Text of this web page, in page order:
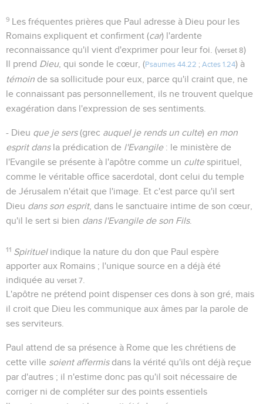
9 Les fréquentes prières que Paul adresse à Dieu pour les
Romains expliquent et confirment (car) l'ardente
reconnaissance qu'il vient d'exprimer pour leur foi. (verset 8)
Il prend Dieu, qui sonde le cœur, (Psaumes 44.22 ; Actes 1.24) à
témoin de sa sollicitude pour eux, parce qu'il craint que, ne
le connaissant pas personnellement, ils ne trouvent quelque
exagération dans l'expression de ses sentiments.
- Dieu que je sers(grec auquel je rends un culte) en mon
esprit dansla prédication de l'Evangile: le ministère de
l'Evangile se présente à l'apôtre comme un cultespirituel,
comme le véritable office sacerdotal, dont celui du temple
de Jérusalem n'était que l'image. Et c'est parce qu'il sert
Dieu dans son esprit, dans le sanctuaire intime de son cœur,
qu'il le sert si bien dans l'Evangile de son Fils.
11 Spirituelindique la nature du don que Paul espère
apporter aux Romains ; l'unique source en a déjà été
indiquée au verset 7
L'apôtre ne prétend point dispenser ces dons à son gré, mais
il croit que Dieu les communique aux âmes par la parole de
ses serviteurs.
Paul attend de sa présence à Rome que les chrétiens de
cette ville soient affermisdans la vérité qu'ils ont déjà reçue
par d'autres ; il n'estime donc pas qu'il soit nécessaire de
corriger ni de compléter sur des points essentiels